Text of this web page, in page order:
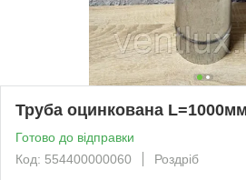
Труба оцинкована
Готово до відправки
Код: 554400000060
Роздріб